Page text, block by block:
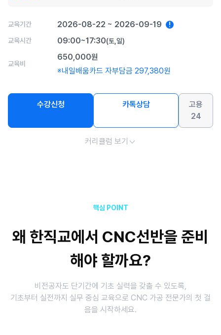
교육기간 2026-08-22 ~ 2026-09-19
!
교육시간
09:00~17:30(토,일)
교육비
650,000원
※내일배움카드 자부담금 297,380원
수강신청 카톡상담
고용
24
커리큘럼 보기
핵심 POINT
왜 한직교에서 CNC선반을 준비
해야 할까요?
비전공자도 단기간에 기초 실력을 갖출 수 있도록,
기초부터 실전까지 실무 중심 교육으로 CNC 가공 전문가의 첫 걸
음을 시작하세요.